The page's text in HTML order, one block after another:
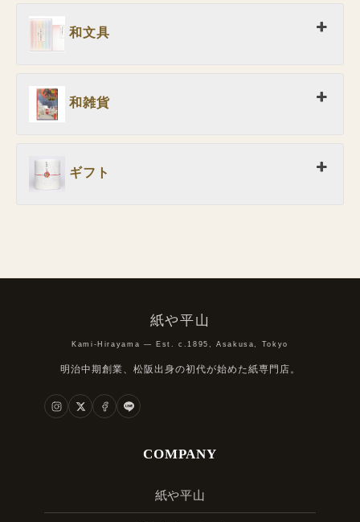
和文具
和雑貨
ギフト
紙や平山
Kami-Hirayama — Est. c.1895, Asakusa, Tokyo
明治中期創業、松阪出身の初代が始めた紙専門店。
COMPANY
紙や平山